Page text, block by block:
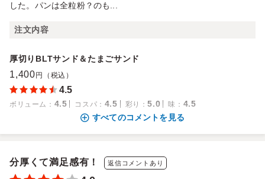
した。パンは全粒粉？のも...
注文内容
厚切りBLTサンド＆たまごサンド
1,400 円（税込）
4.5
ボリューム ： 4.5 コスパ ： 4.5 彩り ：5.0 味 ： 4.5
すべてのコメントを見る
分厚くて満足感有！ 返信コメントあり